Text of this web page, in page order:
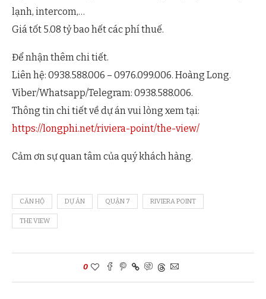
lạnh, intercom,…
Giá tốt 5.08 tỷ bao hết các phí thuế.
Để nhận thêm chi tiết.
Liên hệ: 0938.588.006 – 0976.099.006. Hoàng Long.
Viber/Whatsapp/Telegram: 0938.588.006.
Thông tin chi tiết về dự án vui lòng xem tại:
https://longphi.net/riviera-point/the-view/
Cảm ơn sự quan tâm của quý khách hàng.
CĂN HỘ DỰ ÁN QUẬN 7 RIVIERA POINT
THE VIEW
0